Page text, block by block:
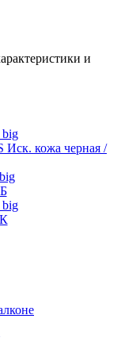
и
Иск. кожа черная /